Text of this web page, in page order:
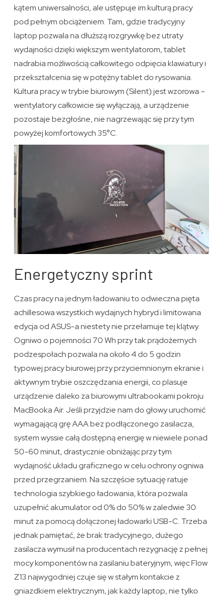
kątem uniwersalności, ale ustępuje im kulturą pracy
pod pełnym obciążeniem. Tam, gdzie tradycyjny
laptop pozwala na dłuższą rozgrywkę bez utraty
wydajności dzięki większym wentylatorom, tablet
nadrabia możliwością całkowitego odpięcia klawiatury i
przekształcenia się w potężny tablet do rysowania.
Kultura pracy w trybie biurowym (Silent) jest wzorowa –
wentylatory całkowicie się wyłączają, a urządzenie
pozostaje bezgłośne, nie nagrzewając się przy tym
powyżej komfortowych 35°C.
Energetyczny sprint
Czas pracy na jednym ładowaniu to odwieczna pięta
achillesowa wszystkich wydajnych hybryd i limitowana
edycja od ASUS-a niestety nie przełamuje tej klątwy.
Ogniwo o pojemności 70 Wh przy tak prądożernych
podzespołach pozwala na około 4 do 5 godzin
typowej pracy biurowej przy przyciemnionym ekranie i
aktywnym trybie oszczędzania energii, co plasuje
urządzenie daleko za biurowymi ultrabookami pokroju
MacBooka Air. Jeśli przyjdzie nam do głowy uruchomić
wymagającą grę AAA bez podłączonego zasilacza,
system wyssie całą dostępną energię w niewiele ponad
50-60 minut, drastycznie obniżając przy tym
wydajność układu graficznego w celu ochrony ogniwa
przed przegrzaniem. Na szczęście sytuację ratuje
technologia szybkiego ładowania, która pozwala
uzupełnić akumulator od 0% do 50% w zaledwie 30
minut za pomocą dołączonej ładowarki USB-C. Trzeba
jednak pamiętać, że brak tradycyjnego, dużego
zasilacza wymusił na producentach rezygnację z pełnej
mocy komponentów na zasilaniu bateryjnym, więc Flow
Z13 najwygodniej czuje się w stałym kontakcie z
gniazdkiem elektrycznym, jak każdy laptop, nie tylko